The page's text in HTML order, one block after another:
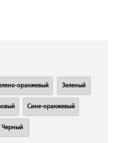
оранжевый Зеленый
Сине-оранжевый
Черный